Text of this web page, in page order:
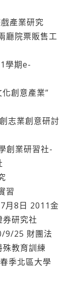
產業研究
廳院票販售工
學期e-
創意產業”
志業創意研討
創業研習社-
習
月8日 2011金
研究社
9/25 財團法
教育訓練
季北區大學